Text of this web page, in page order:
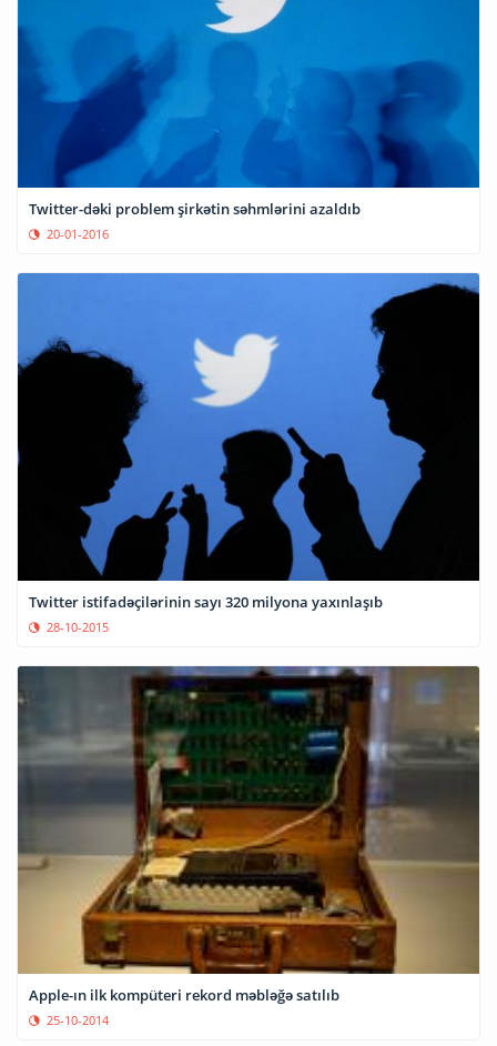
Twitter-dəki problem şirkətin səhmlərini azaldıb
20-01-2016
Twitter istifadəçilərinin sayı 320 milyona yaxınlaşıb
28-10-2015
Apple-ın ilk kompüteri rekord məbləğə satılıb
25-10-2014